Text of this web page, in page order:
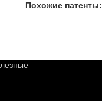
Похожие патенты: